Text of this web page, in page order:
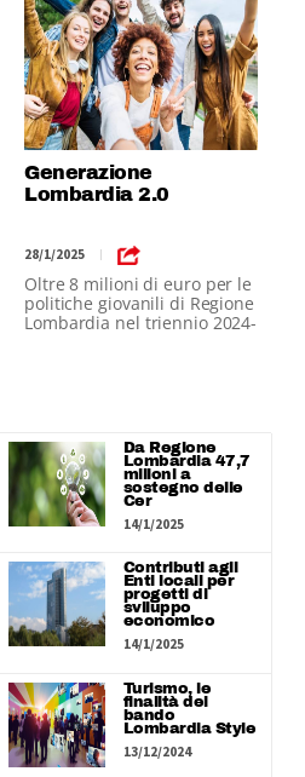
Generazione
Lombardia 2.0
28/1/2025 |
Oltre 8 milioni di euro per le
politiche giovanili di Regione
Lombardia nel triennio 2024-
Da Regione
Lombardia 47,7
milioni a
sostegno delle
Cer
14/1/2025
Contributi agli
Enti locali per
progetti di
sviluppo
economico
14/1/2025
Turismo, le
finalità del
bando
Lombardia Style
13/12/2024